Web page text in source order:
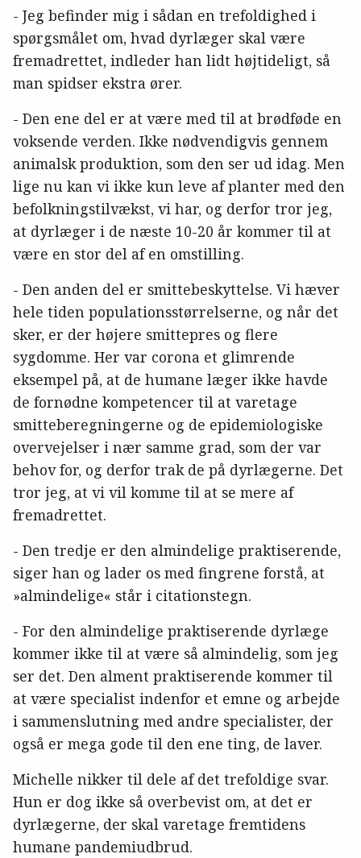
- Jeg befinder mig i sådan en trefoldighed i
spørgsmålet om, hvad dyrlæger skal være
fremadrettet, indleder han lidt højtideligt, så
man spidser ekstra ører.
- Den ene del er at være med til at brødføde en
voksende verden. Ikke nødvendigvis gennem
animalsk produktion, som den ser ud idag. Men
lige nu kan vi ikke kun leve af planter med den
befolkningstilvækst, vi har, og derfor tror jeg,
at dyrlæger i de næste 10-20 år kommer til at
være en stor del af en omstilling.
- Den anden del er smittebeskyttelse. Vi hæver
hele tiden populationsstørrelserne, og når det
sker, er der højere smittepres og flere
sygdomme. Her var corona et glimrende
eksempel på, at de humane læger ikke havde
de fornødne kompetencer til at varetage
smitteberegningerne og de epidemiologiske
overvejelser i nær samme grad, som der var
behov for, og derfor trak de på dyrlægerne. Det
tror jeg, at vi vil komme til at se mere af
fremadrettet.
- Den tredje er den almindelige praktiserende,
siger han og lader os med fingrene forstå, at
»almindelige« står i citationstegn.
- For den almindelige praktiserende dyrlæge
kommer ikke til at være så almindelig, som jeg
ser det. Den alment praktiserende kommer til
at være specialist indenfor et emne og arbejde
i sammenslutning med andre specialister, der
også er mega gode til den ene ting, de laver.
Michelle nikker til dele af det trefoldige svar.
Hun er dog ikke så overbevist om, at det er
dyrlægerne, der skal varetage fremtidens
humane pandemiudbrud.